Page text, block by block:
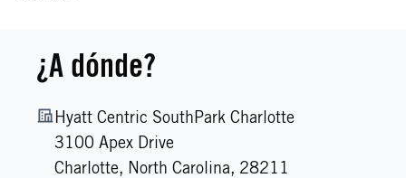
¿A dónde?
Hyatt Centric SouthPark Charlotte
3100 Apex Drive
Charlotte, North Carolina, 28211